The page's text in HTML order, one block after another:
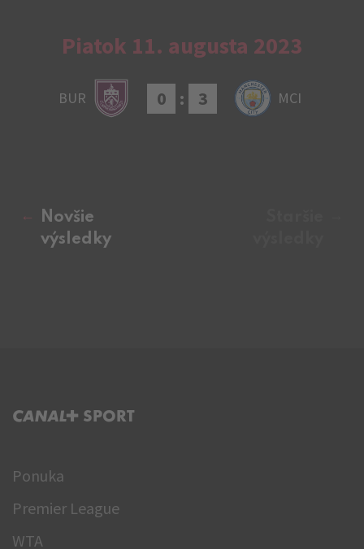
Piatok 11. augusta 2023
BUR 0 : 3 MCI
Novšie
výsledky
C+ SPORT
Ponuka
Premier League
WTA